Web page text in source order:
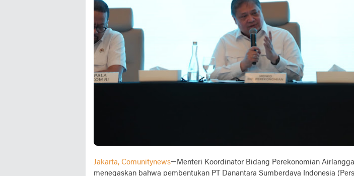
Jakarta, Comunitynews—Menteri Koordinator Bidang Perekonomian
menegaskan bahwa pembentukan PT Danantara Sumberdaya Indonesia